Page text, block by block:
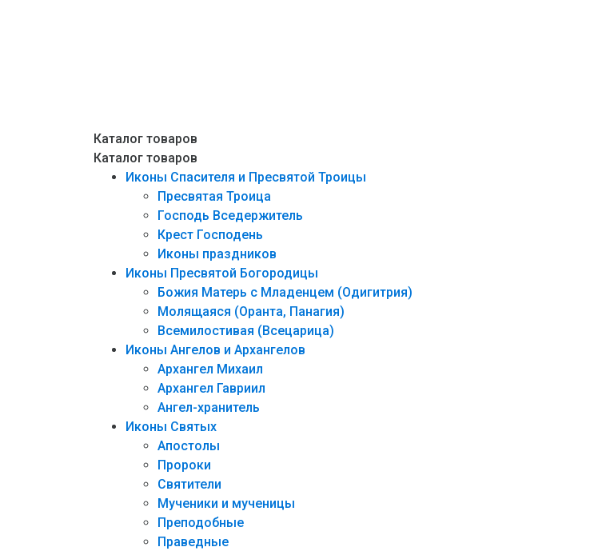
Каталог товаров
Каталог товаров
Иконы Спасителя и Пресвятой Троицы
Пресвятая Троица
Господь Вседержитель
Крест Господень
Иконы праздников
Иконы Пресвятой Богородицы
Божия Матерь с Младенцем (Одигитрия)
Молящаяся (Оранта, Панагия)
Всемилостивая (Всецарица)
Иконы Ангелов и Архангелов
Архангел Михаил
Архангел Гавриил
Ангел-хранитель
Иконы Святых
Апостолы
Пророки
Святители
Мученики и мученицы
Преподобные
Праведные